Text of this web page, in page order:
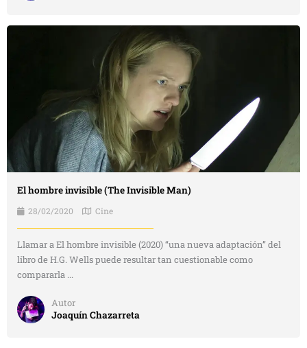
El hombre invisible (The Invisible Man)
28/02/2020 Cine
Llamar a El hombre invisible (2020) “una nueva adaptación” del
libro de H.G. Wells puede resultar tan cuestionable como
compararla ...
Autor
Joaquín Chazarreta